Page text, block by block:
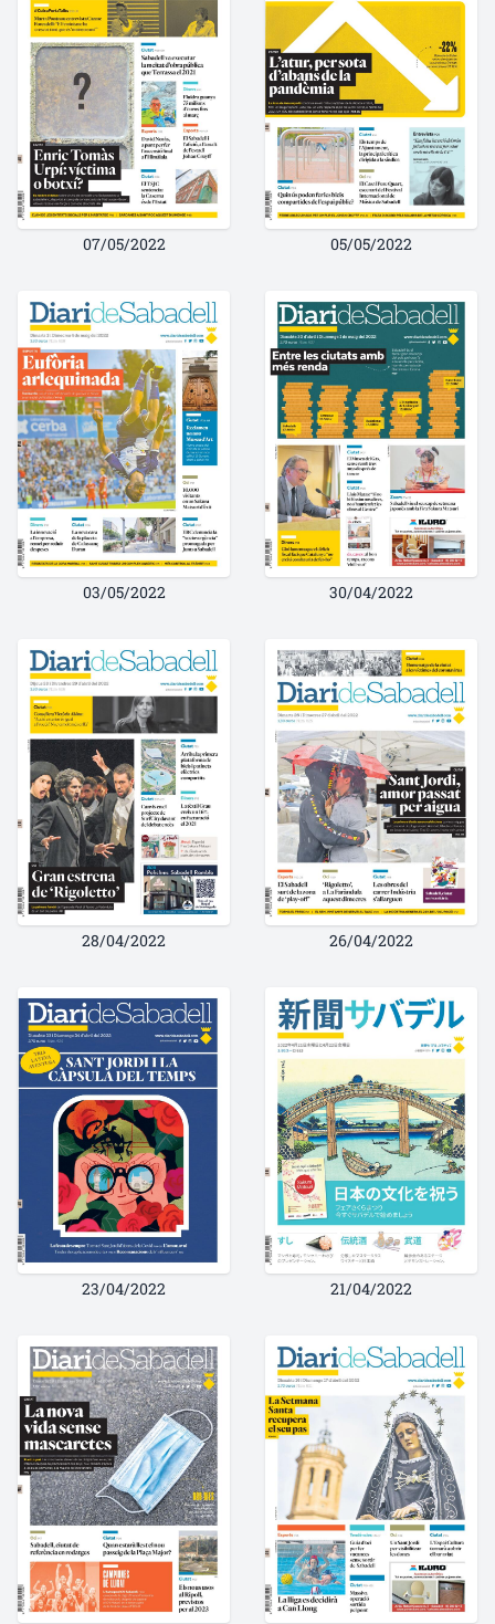
07/05/2022 05/05/2022
03/05/2022 30/04/2022
28/04/2022 26/04/2022
23/04/2022 21/04/2022